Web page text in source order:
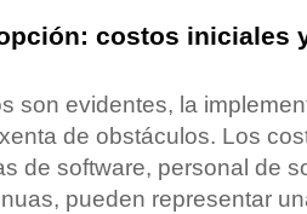
costos iniciales
son evidentes, la
de obstáculos. Los
de software, personal de
pueden representar